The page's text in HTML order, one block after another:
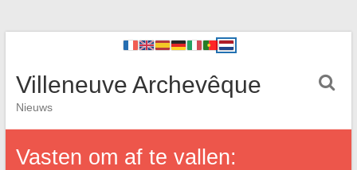
Villeneuve Archevêque
Nieuws
Vasten om af te vallen: